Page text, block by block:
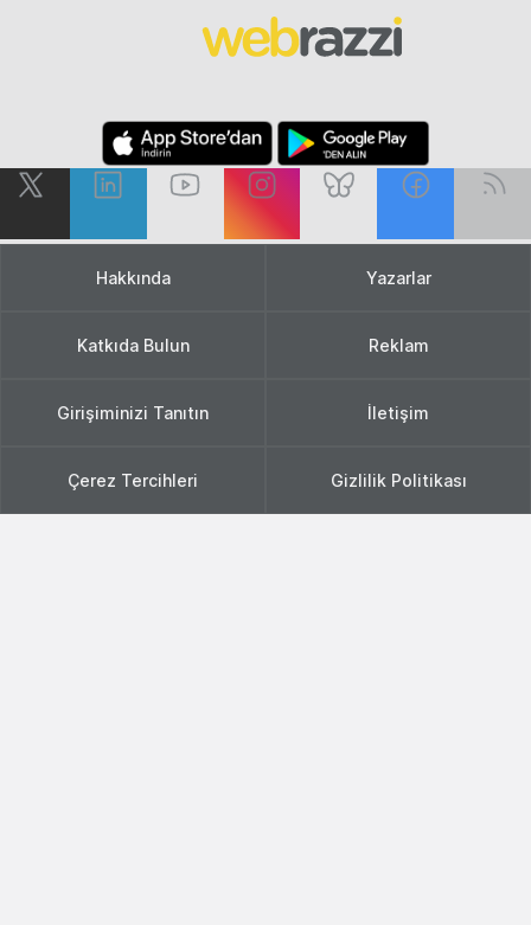
Hakkında Yazarlar
Katkıda Bulun Reklam
Girişiminizi Tanıtın İletişim
Çerez Tercihleri Gizlilik Politikası